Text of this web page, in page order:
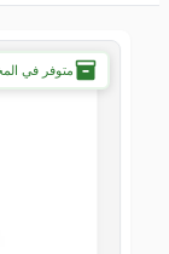
متوفر في المخزون